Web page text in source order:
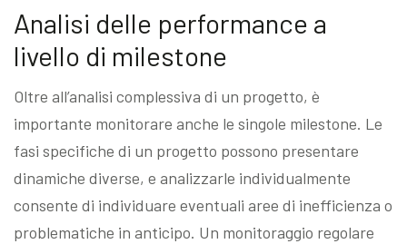
Analisi delle performance a
livello di milestone
Oltre all’analisi complessiva di un progetto, è
importante monitorare anche le singole milestone. Le
fasi specifiche di un progetto possono presentare
dinamiche diverse, e analizzarle individualmente
consente di individuare eventuali aree di inefficienza o
problematiche in anticipo. Un monitoraggio regolare